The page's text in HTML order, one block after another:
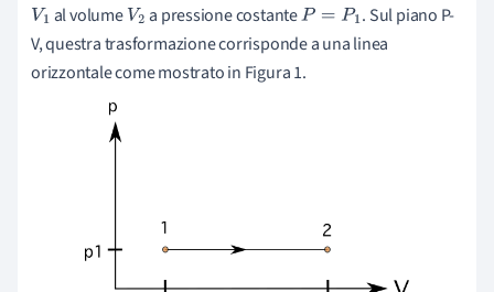
V1 al volume V2 a pressione costanteP= P1
. Sul piano P-
V, questra trasformazione corrisponde a una linea
orizzontale come mostrato in Figura 1.